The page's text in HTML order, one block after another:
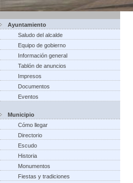
Ayuntamiento
Saludo del alcalde
Equipo de gobierno
Información general
Tablón de anuncios
Impresos
Documentos
Eventos
Municipio
Cómo llegar
Directorio
Escudo
Historia
Monumentos
Fiestas y tradiciones